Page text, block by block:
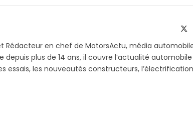
Rédacteur en chef de MotorsActu, média
plus de 14 ans, il couvre l’actualité automobile
essais, les nouveautés constructeurs,